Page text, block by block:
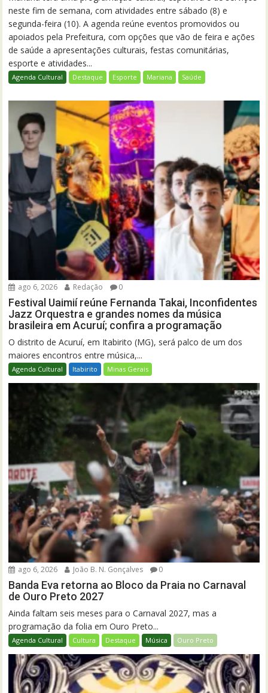
neste fim de semana, com atividades entre sábado (8) e
segunda-feira (10). A agenda reúne eventos promovidos ou
apoiados pela Prefeitura, com opções que vão de feira e ações
de saúde a apresentações culturais, festas comunitárias,
esporte e atividades...
Agenda Cultural Destaque Esporte Mariana Saúde
ago 6, 2026 Redação 0
Festival Uaimií reúne Fernanda Takai, Inconfidentes
Jazz Orquestra e grandes nomes da música
brasileira em Acuruí; confira a programação
O distrito de Acuruí, em Itabirito (MG), será palco de um dos
maiores encontros entre música,...
Agenda Cultural Itabirito Minas Gerais
ago 6, 2026 João B. N. Gonçalves 0
Banda Eva retorna ao Bloco da Praia no Carnaval
de Ouro Preto 2027
Ainda faltam seis meses para o Carnaval 2027, mas a
programação da folia em Ouro Preto...
Agenda Cultural Cultura Destaque Música Ouro Preto